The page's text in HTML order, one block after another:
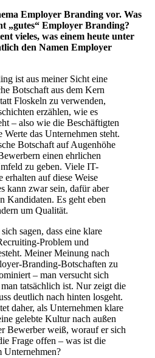
Employer Branding vor. Was
„gutes“ Employer Branding?
vieles, was einem heute unter
den Namen Employer
ist aus meiner Sicht eine
Botschaft aus dem Kern
Floskeln zu verwenden,
erzählen, wie es
– also wie die Beschäftigten
das Unternehmen steht.
Botschaft auf Augenhöhe
einen ehrlichen
zu geben. Viele IT-
erhalten auf diese Weise
kann zwar sein, dafür aber
Kandidaten. Es geht eben
um Qualität.
sagen, dass eine klare
Problem und
Meiner Meinung nach
Branding-Botschaften zu
– man versucht sich
tatsächlich ist. Nur zeigt die
deutlich nach hinten losgeht.
daher, als Unternehmen klare
gelebte Kultur nach außen
Bewerber weiß, worauf er sich
Frage offen – was ist die
Unternehmen?